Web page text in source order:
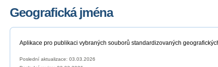
Geografická jména
Aplikace pro publikaci vybraných souborů standardizovaných
Poslední aktualizace: 03.03.2026